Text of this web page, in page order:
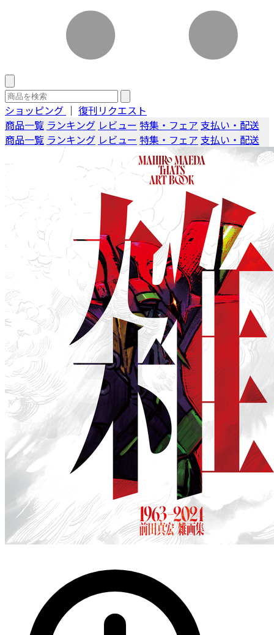
ショッピング ｜ 復刊リクエスト
商品一覧 ランキング レビュー 特集・フェア 支払い・配送
商品一覧 ランキング レビュー 特集・フェア 支払い・配送